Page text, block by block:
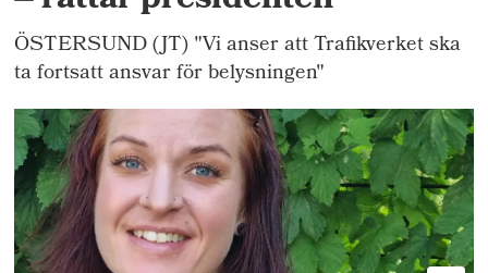
ÖSTERSUND (JT) "Vi anser att Trafikverket ska
ta fortsatt ansvar för belysningen"